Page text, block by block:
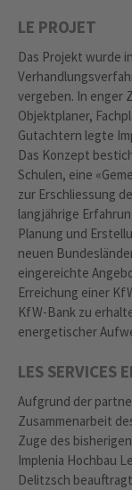
LE PROJET
Das Projekt wurde
vergeben. In enger
Objektplaner,
Gutachtern legte
Das Konzept
Schulen, eine
zur Erschliessung
langjährige
Planung und
neuen
eingereichte
Erreichung einer
KfW-Bank zu
energetischer
LES SERVICES
Aufgrund der
Zusammenarbeit
Zuge des
Implenia Hochbau
Delitzsch